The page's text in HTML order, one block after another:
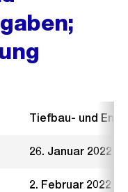
Tiefbau- und
26. Januar 2022
2. Februar 2022